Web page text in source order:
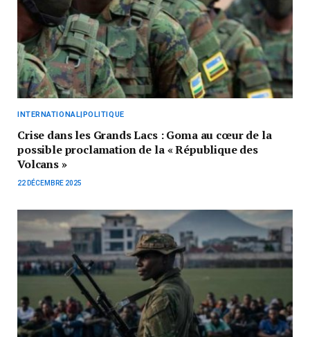
INTERNATIONAL|POLITIQUE
Crise dans les Grands Lacs : Goma au cœur de la
possible proclamation de la « République des
Volcans »
22 DÉCEMBRE 2025